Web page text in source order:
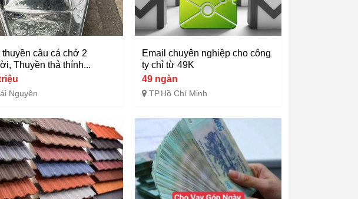
thuyền câu cá chở 2
Thuyền thả thính...
Nguyên
Email chuyên nghiệp cho công
ty chỉ từ 49K
49 ngàn
TP.Hồ Chí Minh